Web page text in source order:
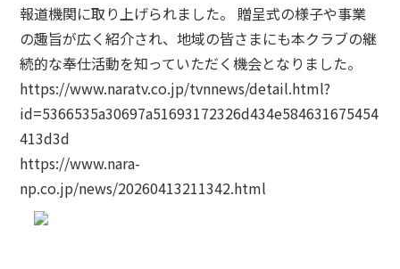
報道機関に取り上げられました。 贈呈式の様子や事業
の趣旨が広く紹介され、地域の皆さまにも本クラブの継
続的な奉仕活動を知っていただく機会となりました。
https://www.naratv.co.jp/tvnnews/detail.html?
id=5366535a30697a51693172326d434e584631675454
413d3d
https://www.nara-
np.co.jp/news/20260413211342.html